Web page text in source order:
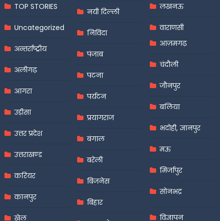
TOP STORIES
Uncategorized
अन्तर्राष्ट्रीय
अलीगढ़
आगरा
उड़ीसा
उत्तर प्रदेश
उत्तराखण्ड
करियर
कानपुर
खेल
नयी दिल्ली
निविदा
पंजाब
पटना
पर्यटन
प्रयागराज
बंगाल
बरेली
बिजनेस
बिहार
लखनऊ
वाराणसी
आज़मगढ़
चंदौली
जौनपुर
बलिया
भदोही, ज्ञानपुर
मऊ
मिर्जापुर
सोनभद्र
विज्ञापन